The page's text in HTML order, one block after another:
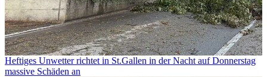
Heftiges Unwetter richtet in St.Gallen in der Nacht auf Donnerstag
massive Schäden an